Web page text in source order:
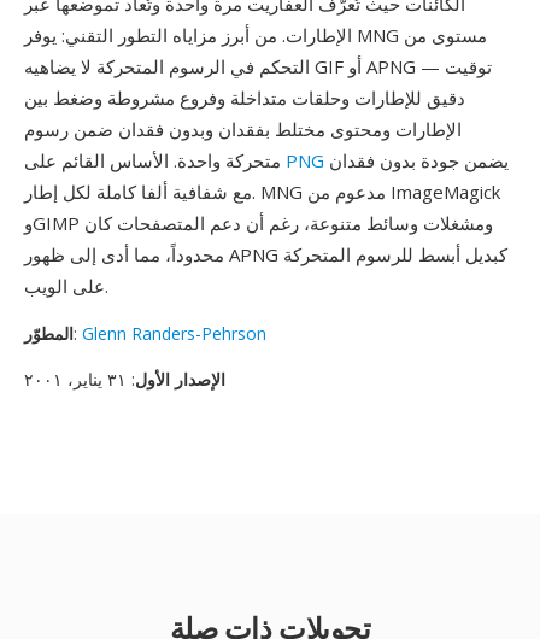
الإطارات. من أبرز مزاياه التطور التقني: يوفر MNG مستوى من
التحكم في الرسوم المتحركة لا يضاهيه GIF أو APNG — توقيت
دقيق للإطارات وحلقات متداخلة وفروع مشروطة وضغط بين
الإطارات ومحتوى مختلط بفقدان وبدون فقدان ضمن رسوم
PNG
مع شفافية ألفا كاملة لكل إطار. MNG مدعوم من ImageMagick
وGIMP ومشغلات وسائط متنوعة، رغم أن دعم المتصفحات كان
محدوداً، مما أدى إلى ظهور APNG كبديل أبسط للرسوم المتحركة
على الويب.
المطوّر: Glenn Randers-Pehrson
الإصدار الأول: ٣١ يناير، ٢٠٠١
تحويلات ذات صلة